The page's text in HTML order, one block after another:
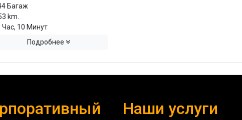
Багаж
km.
Час, 10 Минут
Подробнее
Наши услуги